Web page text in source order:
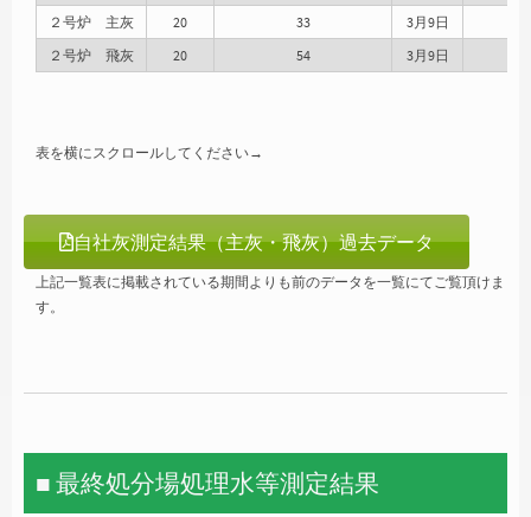
２号炉 主灰
20 33 3月9日
２号炉 飛灰
20 54 3月9日
表を横にスクロールしてください→
自社灰測定結果（主灰・飛灰）過去データ
上記一覧表に掲載されている期間よりも前のデータを一覧にてご覧頂けま
す。
■ 最終処分場処理水等測定結果